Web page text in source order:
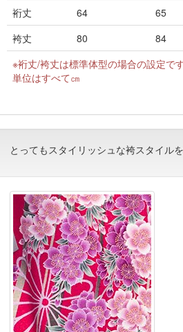
裄丈
64 65
袴丈
80 84
※裄丈/袴丈は標準体型の場合の設定で
単位はすべて㎝
とってもスタイリッシュな袴スタイル